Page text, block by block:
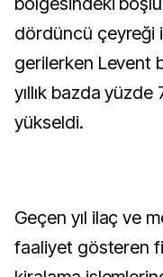
dördüncü çeyreği
gerilerken Levent
yıllık bazda
yükseldi.
Geçen yıl ilaç ve
faaliyet gösteren